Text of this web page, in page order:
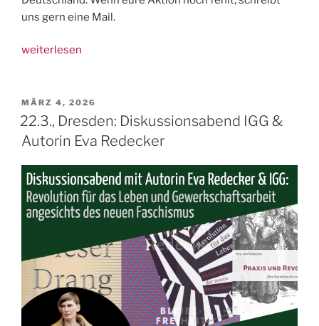
uns gern eine Mail.
„17.
der
Kämpfe
von
und
Kleinbäuer:innen“
weiterlesen
VERÖFFENTLICHT
AM
MÄRZ 4, 2026
22.3., Dresden: Diskussionsabend IGG &
Autorin Eva Redecker